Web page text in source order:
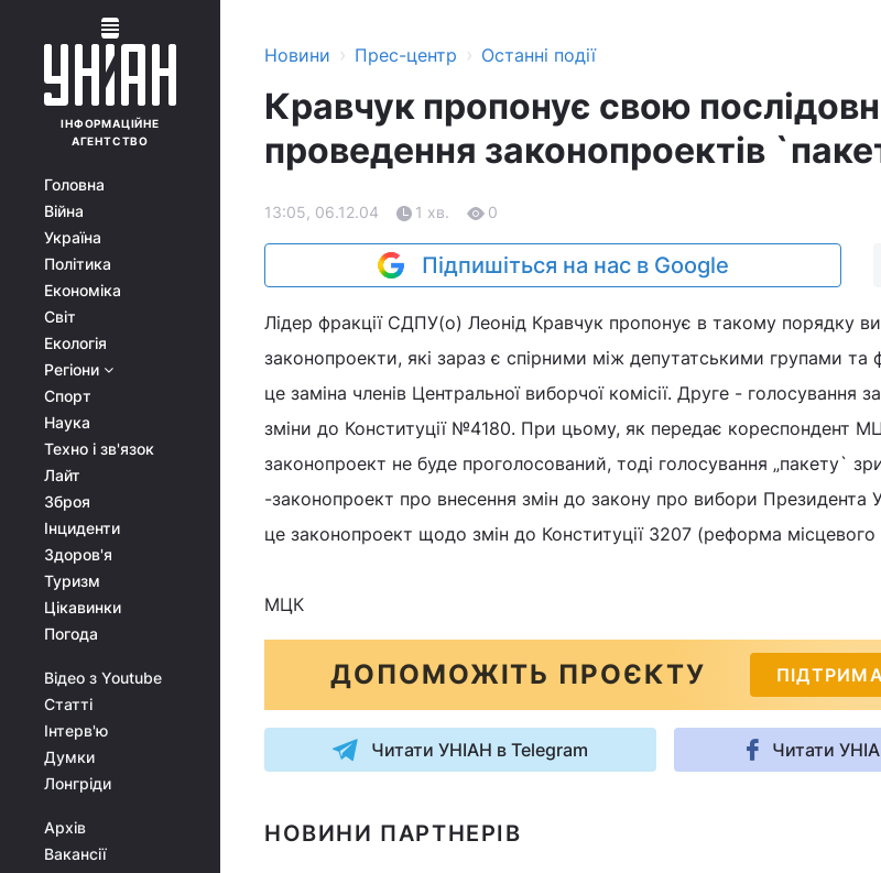
ІНФОРМАЦІЙНЕ
АГЕНТСТВО
Головна
Війна
Україна
Політика
Економіка
Світ
Екологія
Регіони
Спорт
Наука
Техно і зв'язок
Лайт
Зброя
Інциденти
Здоров'я
Туризм
Цікавинки
Погода
Відео з Youtube
Статті
Інтерв'ю
Думки
Лонгріди
Архів
Вакансії
Новини › Прес-центр › Останні події
Кравчук пропонує свою
проведення законопроектів
13:05, 06.12.04 1 хв. 0
Підпишіться на нас в Google
Лідер фракції СДПУ(о) Леонід Кравчук пропонує в такому порядку
законопроекти, які зараз є спірними між депутатськими групами
це заміна членів Центральної виборчої комісії. Друге - голосування
зміни до Конституції №4180. При цьому, як передає кореспондент
законопроект не буде проголосований, тоді голосування „пакету`
-законопроект про внесення змін до закону про вибори Президента
це законопроект щодо змін до Конституції 3207 (реформа
МЦК
ДОПОМОЖІТЬ ПРОЄКТУ
Читати УНІАН в Telegram Читати
НОВИНИ ПАРТНЕРІВ